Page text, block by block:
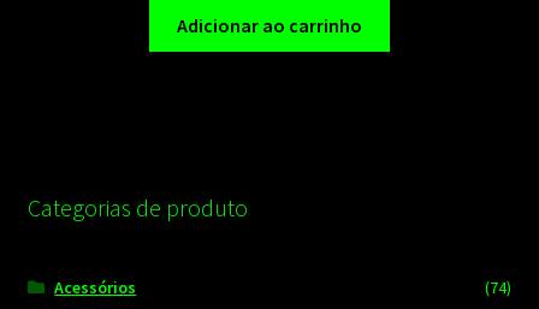
Adicionar ao carrinho
Categorias de produto
Acessórios
(74)